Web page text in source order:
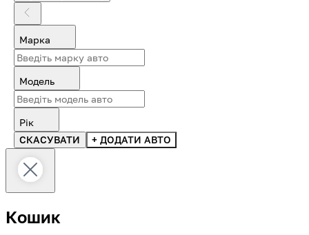
Марка
Модель
Рік
СКАСУВАТИ
+ ДОДАТИ АВТО
Кошик